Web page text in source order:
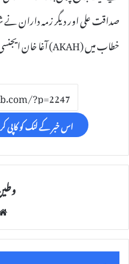
صداقت علی اور دیگر زمہ داران
خطاب میں (AKAH) آغا خان ایجنسی فار ہیبیٹاٹ کے کردار کو سراہا۔
اس خبر کے لنک کو